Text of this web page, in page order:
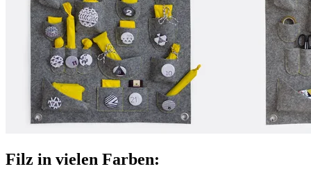
Filz in vielen Farben: